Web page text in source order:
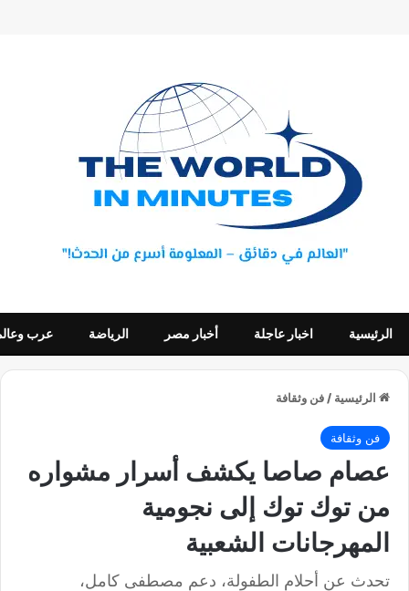
الرئيسية اخبار عاجلة أخبار مصر الرياضة عرب
الرئيسية / فن وثقافة
فن وثقافة
عصام صاصا يكشف أسرار مشواره
من توك توك إلى نجومية
المهرجانات الشعبية
تحدث عن أحلام الطفولة، دعم مصطفى كامل،